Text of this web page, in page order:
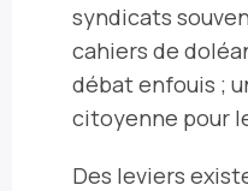
syndicats
cahiers de
débat enfouis ;
citoyenne pour
Des leviers